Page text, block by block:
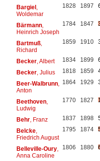
Bargiel,
Woldemar
1828 1897
Bärmann,
Heinrich Joseph
1784 1847
Bartmuß,
Richard
1859 1910
Becker, Albert 1834 1899
Becker, Julius 1818 1859
Beer-Walbrunn,
Anton
1864 1929
Beethoven,
Ludwig
1770 1827
Behr, Franz 1837 1898
Belcke,
Friedrich August
1795 1874
Belleville-Oury,
Anna Caroline
1806 1880